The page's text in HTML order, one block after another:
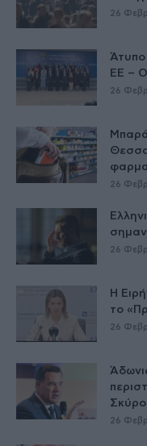
26
Άτυπο
ΕE –
26
26
26
Η
το
26
26